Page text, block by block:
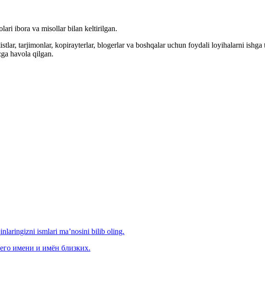
ibora va misollar bilan keltirilgan.
tarjimonlar, kopirayterlar, blogerlar va boshqalar uchun foydali loyihalarni ishga
havola qilgan.
ismlari ma’nosini bilib oling.
имени и имён близких.